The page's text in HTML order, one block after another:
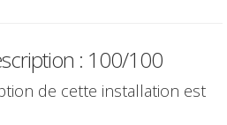
: 100/100
de cette installation est